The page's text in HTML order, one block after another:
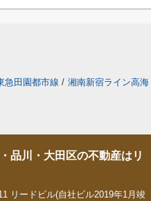
急田園都市線 / 湘南新宿ライン高海
品川・大田区の不動産はリ
リードビル(自社ビル2019年1月竣